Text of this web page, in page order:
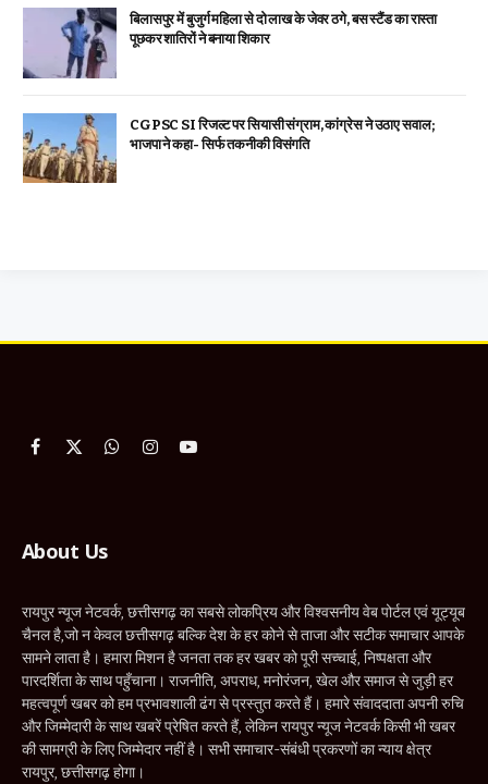
बिलासपुर में बुजुर्ग महिला से दो लाख के जेवर ठगे, बस स्टैंड का रास्ता
पूछकर शातिरों ने बनाया शिकार
CGPSC SI रिजल्ट पर सियासी संग्राम, कांग्रेस ने उठाए सवाल;
भाजपा ने कहा- सिर्फ तकनीकी विसंगति
Facebook
X
WhatsApp
InstagramYouTube
About Us
रायपुर न्यूज नेटवर्क, छत्तीसगढ़ का सबसे लोकप्रिय और विश्वसनीय वेब पोर्टल एवं यूट्यूब
चैनल है,जो न केवल छत्तीसगढ़ बल्कि देश के हर कोने से ताजा और सटीक समाचार आपके
सामने लाता है। हमारा मिशन है जनता तक हर खबर को पूरी सच्चाई, निष्पक्षता और
पारदर्शिता के साथ पहुँचाना। राजनीति, अपराध, मनोरंजन, खेल और समाज से जुड़ी हर
महत्वपूर्ण खबर को हम प्रभावशाली ढंग से प्रस्तुत करते हैं। हमारे संवाददाता अपनी रुचि
और जिम्मेदारी के साथ खबरें प्रेषित करते हैं, लेकिन रायपुर न्यूज नेटवर्क किसी भी खबर
की सामग्री के लिए जिम्मेदार नहीं है। सभी समाचार-संबंधी प्रकरणों का न्याय क्षेत्र
रायपुर, छत्तीसगढ़ होगा।